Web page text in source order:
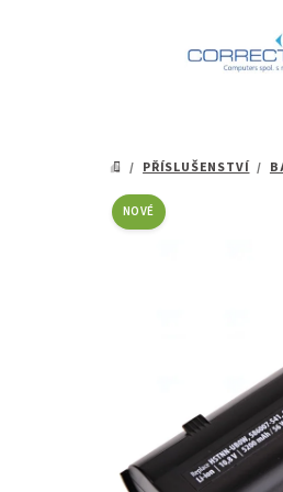
DOMŮ
/ PŘÍSLUŠENSTVÍ /
NOVÉ
hvězdiček.